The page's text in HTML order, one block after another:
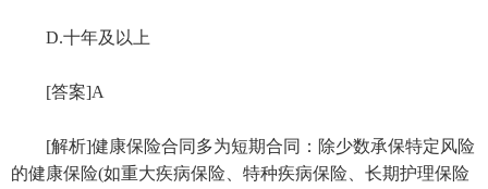
D.十年及以上
[答案]A
[解析]健康保险合同多为短期合同：除少数承保特定风险
的健康保险(如重大疾病保险、特种疾病保险、长期护理保险